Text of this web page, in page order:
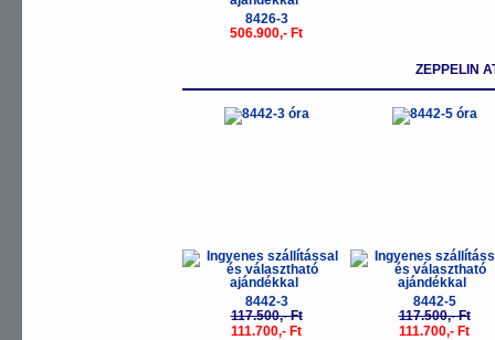
8426-3
506.900,- Ft
ZEPPELIN
8442-3
117.500,- Ft
111.700,- Ft
8442-5
117.500,- Ft
111.700,- Ft